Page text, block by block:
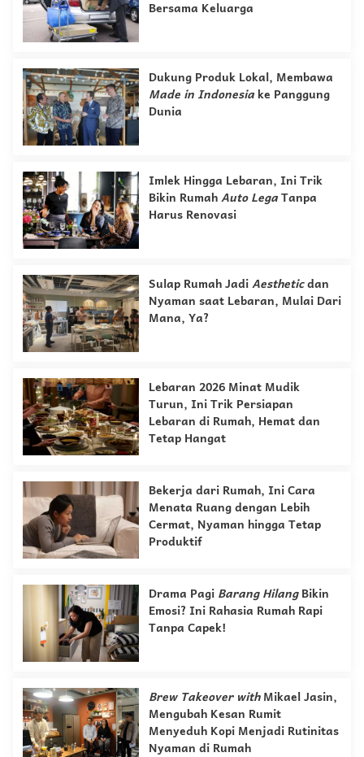
Bersama Keluarga
Dukung Produk Lokal, Membawa
Made in Indonesiake Panggung
Dunia
Imlek Hingga Lebaran, Ini Trik
Bikin RumahAuto LegaTanpa
Harus Renovasi
Sulap Rumah JadiAestheticdan
Nyaman saat Lebaran, Mulai Dari
Mana, Ya?
Lebaran 2026 Minat Mudik
Turun, Ini Trik Persiapan
Lebaran di Rumah, Hemat dan
Tetap Hangat
Bekerja dari Rumah, Ini Cara
Menata Ruang dengan Lebih
Cermat, Nyaman hingga Tetap
Produktif
Drama Pagi Barang HilangBikin
Emosi? Ini Rahasia Rumah Rapi
Tanpa Capek!
Brew Takeover withMikael Jasin,
Mengubah Kesan Rumit
Menyeduh Kopi Menjadi Rutinitas
Nyaman di Rumah